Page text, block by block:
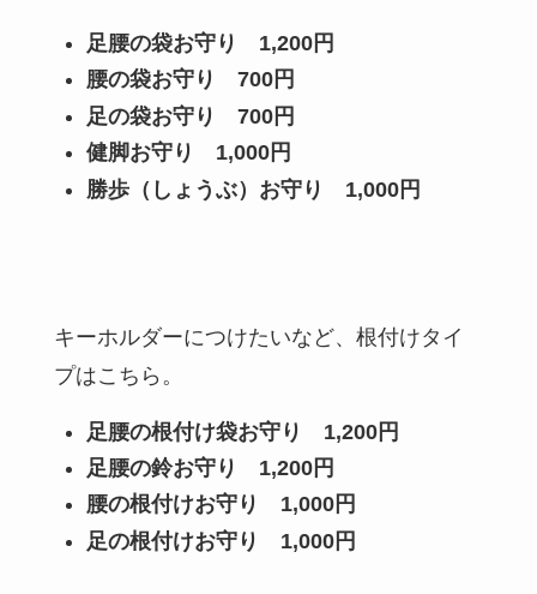
足腰の袋お守り 1,200円
腰の袋お守り 700円
足の袋お守り 700円
健脚お守り 1,000円
勝歩（しょうぶ）お守り 1,000円
キーホルダーにつけたいなど、根付けタイ
プはこちら。
足腰の根付け袋お守り 1,200円
足腰の鈴お守り 1,200円
腰の根付けお守り 1,000円
足の根付けお守り 1,000円